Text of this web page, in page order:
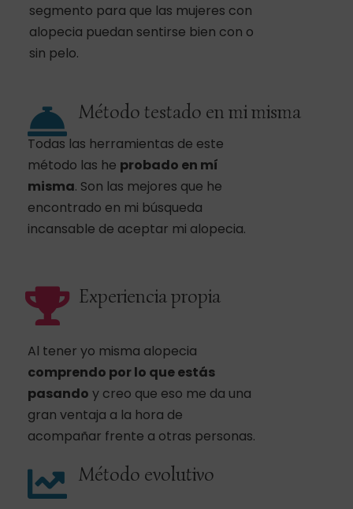
segmento para que las mujeres con
alopecia puedan sentirse bien con o
sin pelo.
Método testado en mi misma
Todas las herramientas de este
método las he probado en mí
misma. Son las mejores que he
encontrado en mi búsqueda
incansable de aceptar mi alopecia.
Experiencia propia
Al tener yo misma alopecia
comprendo por lo que estás
pasando y creo que eso me da una
gran ventaja a la hora de
acompañar frente a otras personas.
Método evolutivo